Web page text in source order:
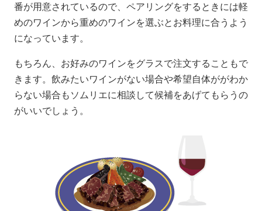
番が用意されているので、ペアリングをするときには軽
めのワインから重めのワインを選ぶとお料理に合うよう
になっています。
もちろん、お好みのワインをグラスで注文することもで
きます。飲みたいワインがない場合や希望自体ががわか
らない場合もソムリエに相談して候補をあげてもらうの
がいいでしょう。